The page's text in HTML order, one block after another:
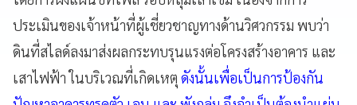
ประเมินของเจ้าหน้าที่ผู้เชี่ยวชาญทางด้านวิศวกรรม พบว่า
ดินที่สไลด์ลงมาส่งผลกระทบรุนแรงต่อโครงสร้างอาคาร และ
เสาไฟฟ้า ในบริเวณที่เกิดเหตุ ดังนั้นเพื่อเป็นการป้องกัน